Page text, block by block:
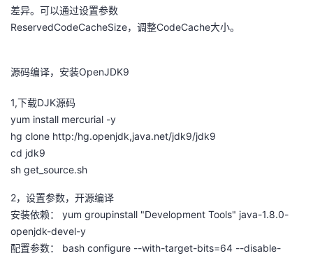
差异。可以通过设置参数
ReservedCodeCacheSize，调整CodeCache大小。
源码编译，安装OpenJDK9
1,下载DJK源码
yum install mercurial -y
hg clone http:/hg.openjdk,java.net/jdk9/jdk9
cd jdk9
sh get_source.sh
2，设置参数，开源编译
安装依赖： yum groupinstall "Development Tools" java-1.8.0-
openjdk-devel-y
配置参数： bash configure --with-target-bits=64 --disable-